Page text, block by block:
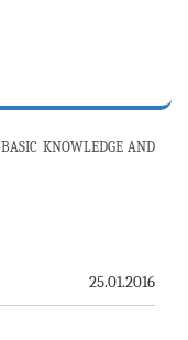
KNOWLEDGE AND
25.01.2016